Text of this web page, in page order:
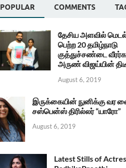
POPULAR COMMENTS
தேசிய அளவில்
பெற்ற 20 தமிழ்நாடு
குத்துச்சண்டை
அருண் விஜய்யின்
August 6, 2019
இருக்கையின் நுனிக்கு வர
சஸ்பென்ஸ் திரில்லர் “யாரோ”
August 6, 2019
Latest Stills of